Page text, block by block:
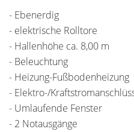
- Ebenerdig
- elektrische Rolltore
- Hallenhöhe ca. 8,00 m
- Beleuchtung
- Heizung-Fußbodenheizung
- Elektro-/
- Umlaufende Fenster
- 2 Notausgänge